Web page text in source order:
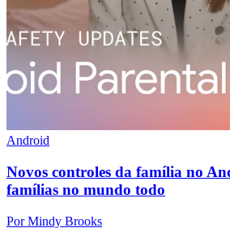
Android
Novos controles da família no
famílias no mundo todo
Por Mindy Brooks